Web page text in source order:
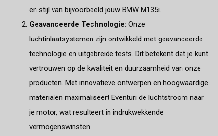
en stijl van bijvoorbeeld jouw BMW M135i.
Geavanceerde Technologie: Onze
luchtinlaatsystemen zijn ontwikkeld met geavanceerde
technologie en uitgebreide tests. Dit betekent dat je kunt
vertrouwen op de kwaliteit en duurzaamheid van onze
producten. Met innovatieve ontwerpen en hoogwaardige
materialen maximaliseert Eventuri de luchtstroom naar
je motor, wat resulteert in indrukwekkende
vermogenswinsten.